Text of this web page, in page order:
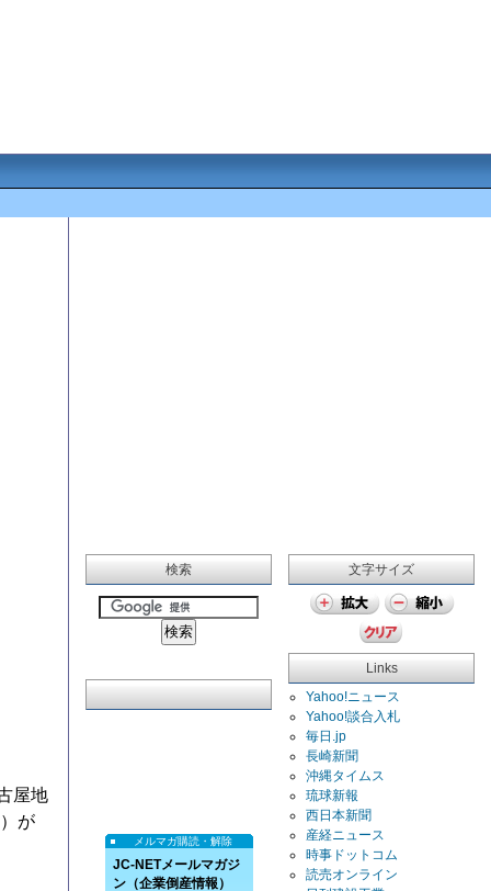
屋地
が
検索
メルマガ購読・解除
JC-NETメールマガジ
ン（企業倒産情報）
文字サイズ
Links
Yahoo!ニュース
Yahoo!談合入札
毎日.jp
長崎新聞
沖縄タイムス
琉球新報
西日本新聞
産経ニュース
時事ドットコム
読売オンライン